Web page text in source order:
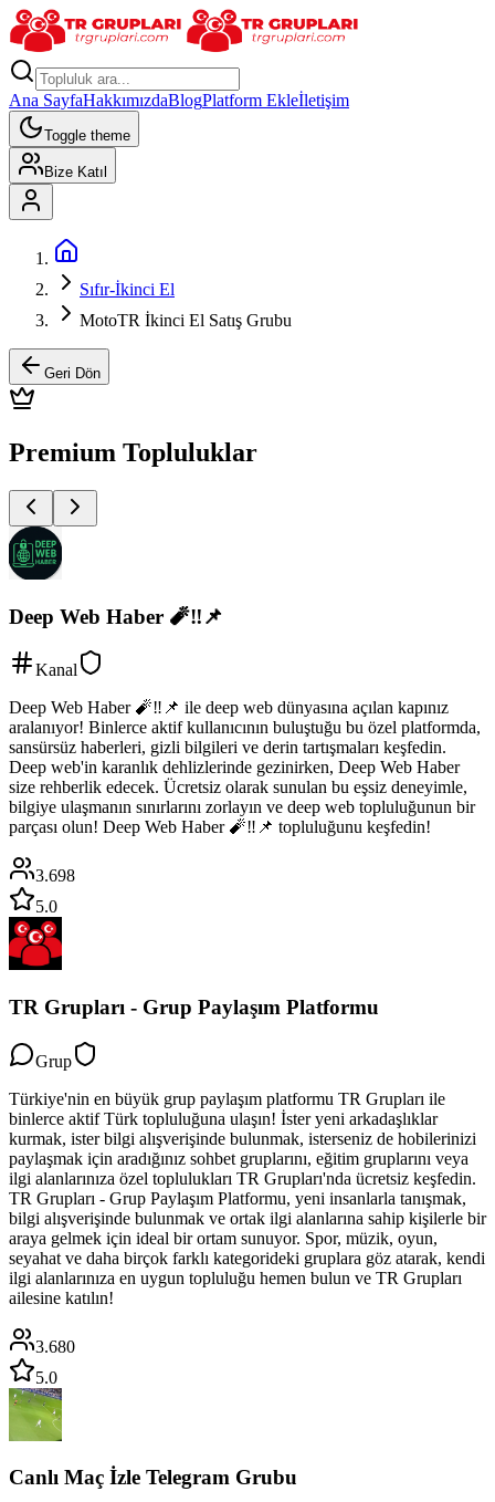
Ana SayfaHakkımızdaBlogPlatform Ekleİletişim
Toggle theme
Bize Katıl
Sıfır-İkinci El
MotoTR İkinci El Satış Grubu
Geri Dön
Premium Topluluklar
Deep Web Haber 🧨‼️📌
Kanal
Deep Web Haber 🧨‼️📌 ile deep web dünyasına açılan kapınız
aralanıyor! Binlerce aktif kullanıcının buluştuğu bu özel platformda,
sansürsüz haberleri, gizli bilgileri ve derin tartışmaları keşfedin.
Deep web'in karanlık dehlizlerinde gezinirken, Deep Web Haber
size rehberlik edecek. Ücretsiz olarak sunulan bu eşsiz deneyimle,
bilgiye ulaşmanın sınırlarını zorlayın ve deep web topluluğunun bir
parçası olun! Deep Web Haber 🧨‼️📌 topluluğunu keşfedin!
3.698
5.0
TR Grupları - Grup Paylaşım Platformu
Grup
Türkiye'nin en büyük grup paylaşım platformu TR Grupları ile
binlerce aktif Türk topluluğuna ulaşın! İster yeni arkadaşlıklar
kurmak, ister bilgi alışverişinde bulunmak, isterseniz de hobilerinizi
paylaşmak için aradığınız sohbet gruplarını, eğitim gruplarını veya
ilgi alanlarınıza özel toplulukları TR Grupları'nda ücretsiz keşfedin.
TR Grupları - Grup Paylaşım Platformu, yeni insanlarla tanışmak,
bilgi alışverişinde bulunmak ve ortak ilgi alanlarına sahip kişilerle bir
araya gelmek için ideal bir ortam sunuyor. Spor, müzik, oyun,
seyahat ve daha birçok farklı kategorideki gruplara göz atarak, kendi
ilgi alanlarınıza en uygun topluluğu hemen bulun ve TR Grupları
ailesine katılın!
3.680
5.0
Canlı Maç İzle Telegram Grubu